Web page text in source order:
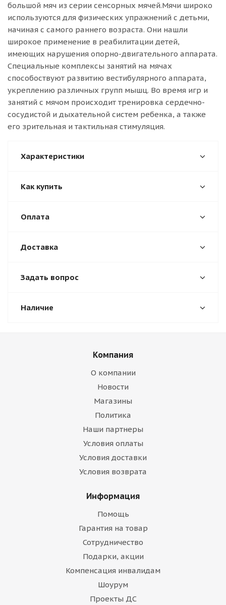
большой мяч из серии сенсорных мячей.Мячи широко
используются для физических упражнений с детьми,
начиная с самого раннего возраста. Они нашли
широкое применение в реабилитации детей,
имеющих нарушения опорно-двигательного аппарата.
Специальные комплексы занятий на мячах
способоствуют развитию вестибулярного аппарата,
укреплению различных групп мышц. Во время игр и
занятий с мячом происходит тренировка сердечно-
сосудистой и дыхательной систем ребенка, а также
его зрительная и тактильная стимуляция.
Характеристики
Как купить
Оплата
Доставка
Задать вопрос
Наличие
Компания
О компании
Новости
Магазины
Политика
Наши партнеры
Условия оплаты
Условия доставки
Условия возврата
Информация
Помощь
Гарантия на товар
Сотрудничество
Подарки, акции
Компенсация инвалидам
Шоурум
Проекты ДС